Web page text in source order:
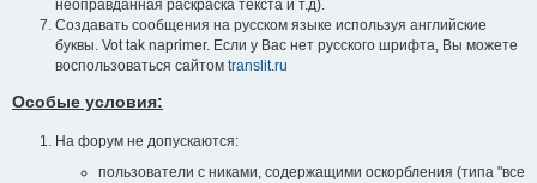
неоправданная раскраска текста и т.д).
Создавать сообщения на русском языке используя английские
буквы. Vot tak naprimer. Если у Вас нет русского шрифта, Вы можете
воспользоваться сайтом translit.ru
Особые условия:
На форум не допускаются:
пользователи с никами, содержащими оскорбления (типа "все